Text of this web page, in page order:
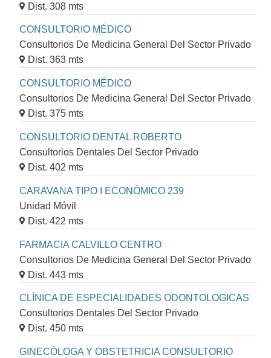
Dist. 308 mts
CONSULTORIO MÉDICO
Consultorios De Medicina General Del Sector Privado
Dist. 363 mts
CONSULTORIO MÉDICO
Consultorios De Medicina General Del Sector Privado
Dist. 375 mts
CONSULTORIO DENTAL ROBERTO
Consultorios Dentales Del Sector Privado
Dist. 402 mts
CARAVANA TIPO I ECONÓMICO 239
Unidad Móvil
Dist. 422 mts
FARMACIA CALVILLO CENTRO
Consultorios De Medicina General Del Sector Privado
Dist. 443 mts
CLÍNICA DE ESPECIALIDADES ODONTOLOGICAS
Consultorios Dentales Del Sector Privado
Dist. 450 mts
GINECÓLOGA Y OBSTETRICIA CONSULTORIO